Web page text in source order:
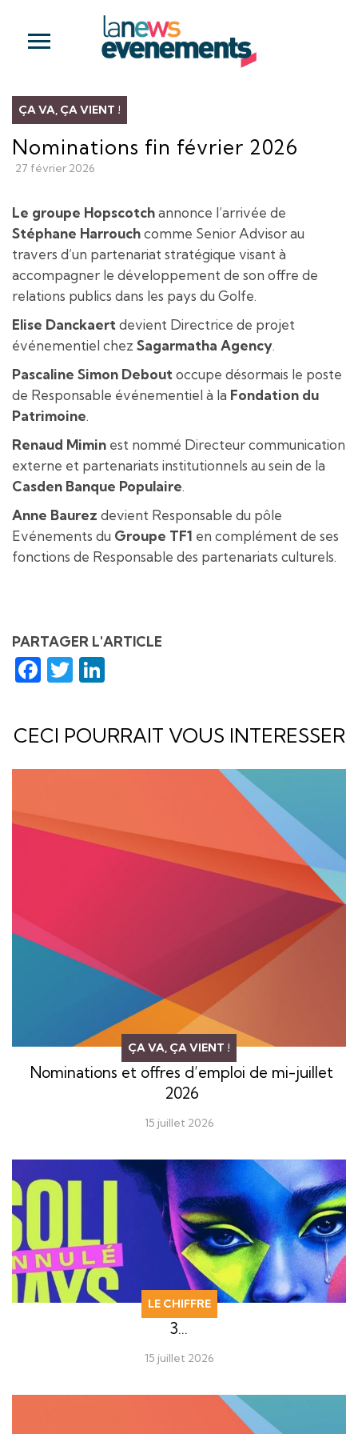
ÇA VA, ÇA VIENT !
Nominations fin février 2026
27 février 2026
Le groupe Hopscotchannonce l’arrivée de
Stéphane Harrouchcomme Senior Advisor au
travers d’un partenariat stratégique visant à
accompagner le développement de son offre de
relations publics dans les pays du Golfe.
Elise Danckaertdevient Directrice de projet
événementiel chez Sagarmatha Agency.
Pascaline Simon Deboutoccupe désormais le poste
de Responsable événementiel à la Fondation du
Patrimoine.
Renaud Mimin est nommé Directeur communication
externe et partenariats institutionnels au sein de la
Casden Banque Populaire.
Anne Baurez devient Responsable du pôle
Evénements du Groupe TF1 en complément de ses
fonctions de Responsable des partenariats culturels.
PARTAGER L'ARTICLE
Facebook
Twitter
CECI POURRAIT VOUS INTERESSER
ÇA VA, ÇA VIENT !
Nominations et offres d’emploi de mi-juillet
2026
15 juillet 2026
LE CHIFFRE
3…
15 juillet 2026